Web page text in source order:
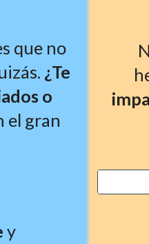
que no
¿Te
o
el gran
y